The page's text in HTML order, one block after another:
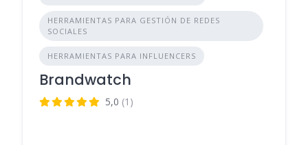
HERRAMIENTAS PARA GESTIÓN DE REDES
SOCIALES
HERRAMIENTAS PARA INFLUENCERS
Brandwatch
5,0 (1)